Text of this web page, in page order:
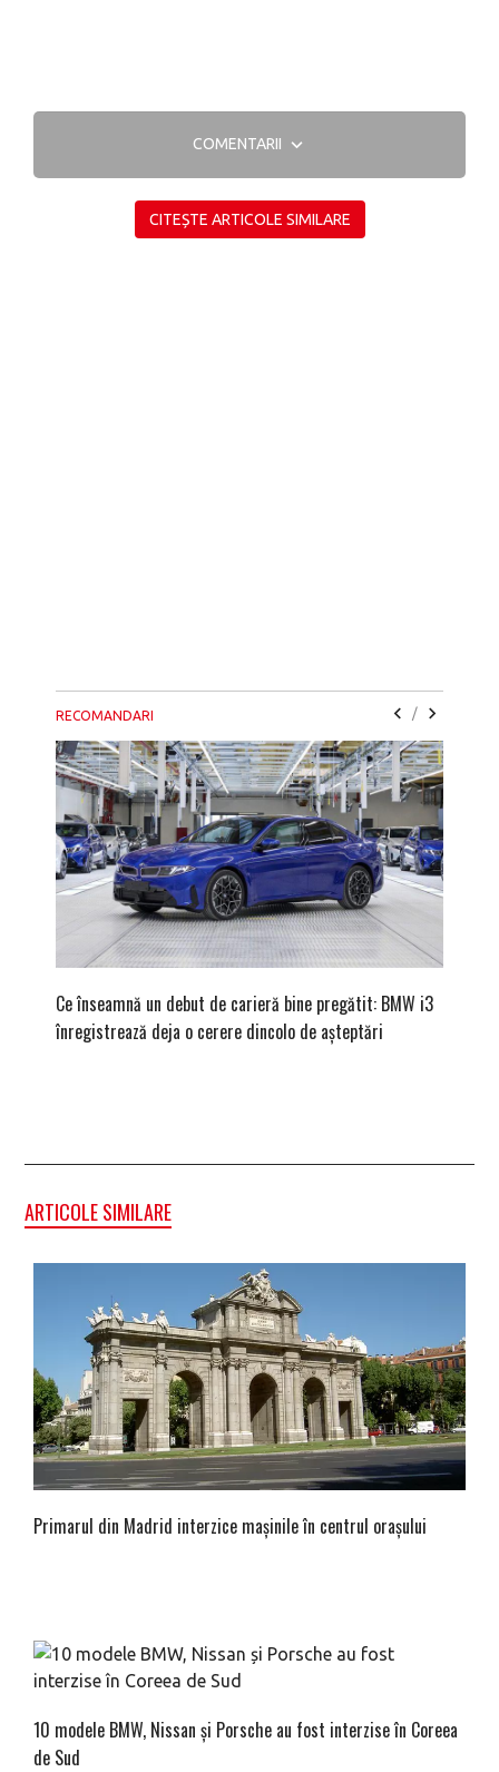
COMENTARII
CITEȘTE ARTICOLE SIMILARE
RECOMANDARI /
Ce înseamnă un debut de carieră bine pregătit: BMW i3
înregistrează deja o cerere dincolo de așteptări
ARTICOLE SIMILARE
Primarul din Madrid interzice mașinile în centrul orașului
10 modele BMW, Nissan și Porsche au fost interzise în Coreea
de Sud